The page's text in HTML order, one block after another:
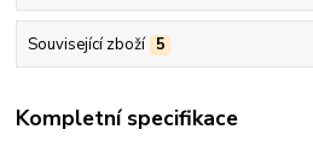
Související zboží 5
Kompletní specifikace